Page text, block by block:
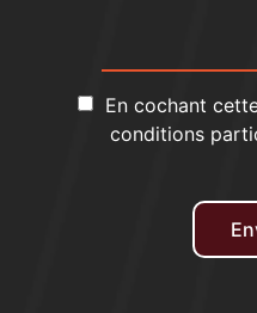
En cochant
conditions